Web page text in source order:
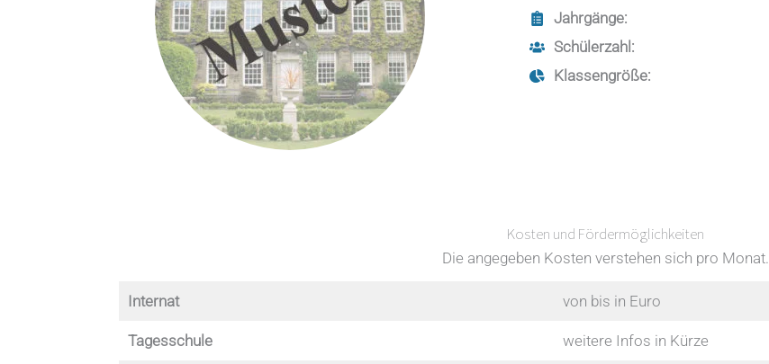
Jahrgänge:
Schülerzahl:
Klassengröße:
Kosten und Fördermöglichkeiten
Die angegeben Kosten verstehen sich pro Monat.
Internat von bis in Euro
Tagesschule weitere Infos in Kürze